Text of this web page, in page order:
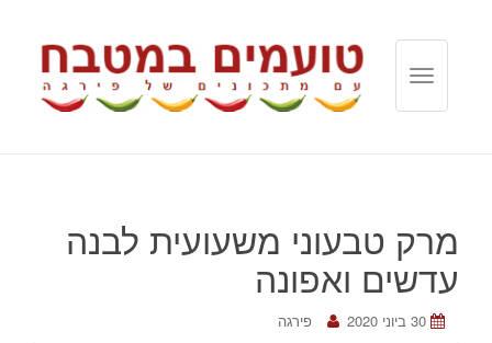
T
n
v
g
מרק טבעוני משעועית לבנה
עדשים ואפונה
30 ביוני 2020 פירגה